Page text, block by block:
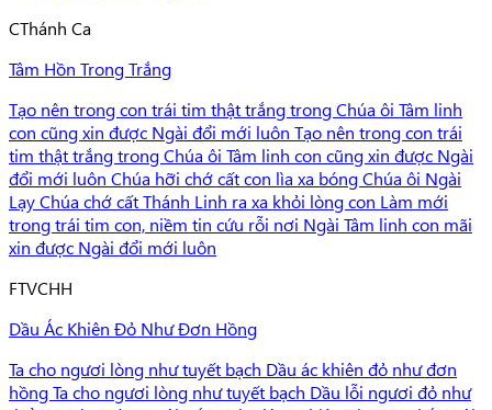
CThánh Ca
Tâm Hồn Trong Trắng
Tạo nên trong con trái tim thật trắng trong Chúa ôi Tâm linh
con cũng xin được Ngài đổi mới luôn Tạo nên trong con trái
tim thật trắng trong Chúa ôi Tâm linh con cũng xin được Ngài
đổi mới luôn Chúa hỡi chớ cất con lìa xa bóng Chúa ôi Ngài
Lạy Chúa chớ cất Thánh Linh ra xa khỏi lòng con Làm mới
trong trái tim con, niềm tin cứu rỗi nơi Ngài Tâm linh con mãi
xin được Ngài đổi mới luôn
FTVCHH
Dầu Ác Khiên Đỏ Như Đơn Hồng
Ta cho ngươi lòng như tuyết bạch Dầu ác khiên đỏ như đơn
hồng Ta cho ngươi lòng như tuyết bạch Dầu lỗi ngươi đỏ như